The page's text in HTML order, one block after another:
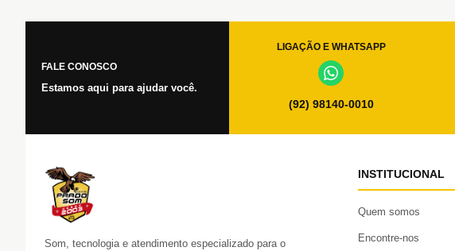
FALE CONOSCO
Estamos aqui para ajudar você.
LIGAÇÃO E WHATSAPP
(92) 98140-0010
Som, tecnologia e atendimento especializado para o
INSTITUCIONAL
Quem somos
Encontre-nos